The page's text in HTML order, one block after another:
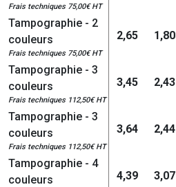
Frais techniques 75,00€ HT
Tampographie - 2
couleurs
Frais techniques 75,00€ HT
2,65 1,80
Tampographie - 3
couleurs
Frais techniques 112,50€ HT
3,45 2,43
Tampographie - 3
couleurs
Frais techniques 112,50€ HT
3,64 2,44
Tampographie - 4
couleurs
4,39 3,07